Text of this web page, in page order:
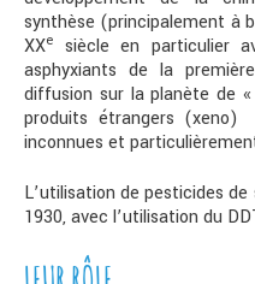
synthèse (principalement à
XXe
siècle en particulier
asphyxiants de la
diffusion sur la planète de
produits étrangers
inconnues et
L’utilisation de pesticides
1930, avec l’utilisation du